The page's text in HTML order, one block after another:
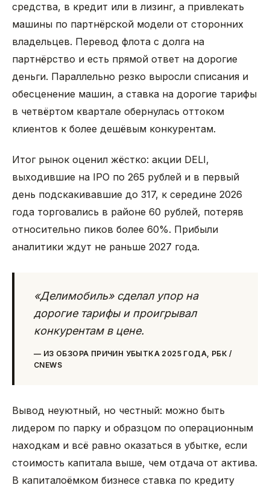
средства, в кредит или в лизинг, а привлекать
машины по партнёрской модели от сторонних
владельцев. Перевод флота с долга на
партнёрство и есть прямой ответ на дорогие
деньги. Параллельно резко выросли списания и
обесценение машин, а ставка на дорогие тарифы
в четвёртом квартале обернулась оттоком
клиентов к более дешёвым конкурентам.
Итог рынок оценил жёстко: акции DELI,
выходившие на IPO по 265 рублей и в первый
день подскакивавшие до 317, к середине 2026
года торговались в районе 60 рублей, потеряв
относительно пиков более 60%. Прибыли
аналитики ждут не раньше 2027 года.
«Делимобиль» сделал упор на
дорогие тарифы и проигрывал
конкурентам в цене.
— ИЗ ОБЗОРА ПРИЧИН УБЫТКА 2025 ГОДА, РБК /
CNEWS
Вывод неуютный, но честный: можно быть
лидером по парку и образцом по операционным
находкам и всё равно оказаться в убытке, если
стоимость капитала выше, чем отдача от актива.
В капиталоёмком бизнесе ставка по кредиту